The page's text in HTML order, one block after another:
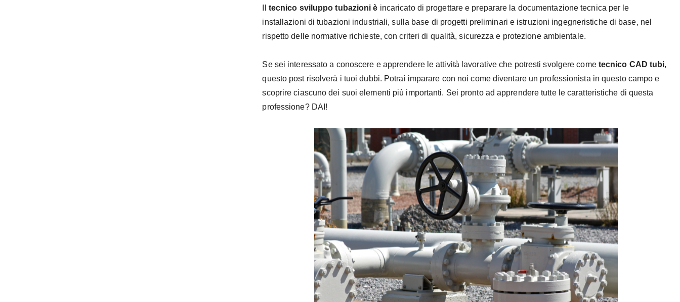
tecnico sviluppo tubazioni è incaricato di progettare e preparare la documentazione tecnica per le
installazioni di tubazioni industriali, sulla base di progetti preliminari e istruzioni ingegneristiche di base, nel
rispetto delle normative richieste, con criteri di qualità, sicurezza e protezione ambientale.
Se sei interessato a conoscere e apprendere le attività lavorative che potresti svolgere come tecnico CAD tubi,
questo post risolverà i tuoi dubbi. Potrai imparare con noi come diventare un professionista in questo campo e
scoprire ciascuno dei suoi elementi più importanti. Sei pronto ad apprendere tutte le caratteristiche di questa
professione? DAI!